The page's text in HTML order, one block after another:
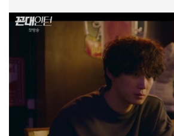
듯 챙겨주는 츤데레 연기로, 극을 이끄는 한
톡톡히 하고 있는 고준. 이에 입덕을 유발하
짚어봤다.(중략)그런가 하면, 한이상과
로맨스는 호기심을 불러일으킨다. 아이를 낳
아이를 싫어하는 남자 한